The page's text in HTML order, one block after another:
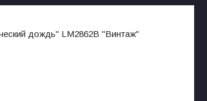
дождь" LM2862B "Винтаж"